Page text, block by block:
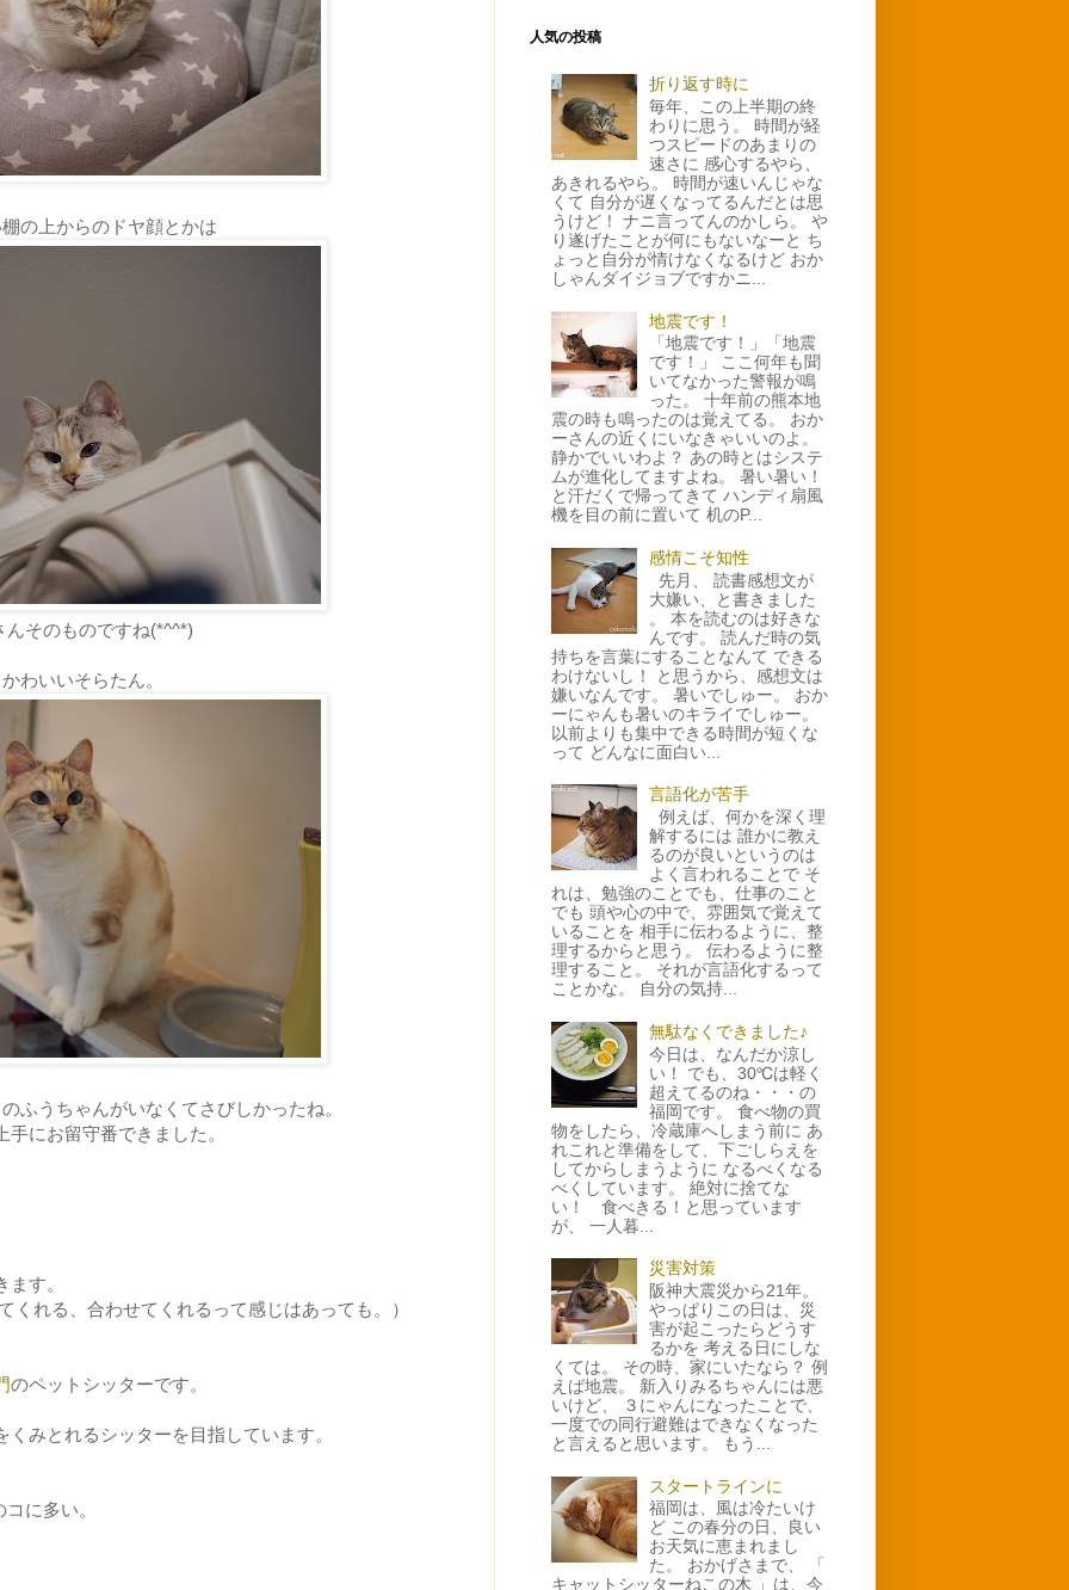
の上からのドヤ顔とかは
んそのものですね(*^^*)
かわいいそらたん。
ふうちゃんがいなくてさびしかったね。
手にお留守番できました。
す。
くれる、合わせてくれるって感じはあっても。）
のペットシッターです。
みとれるシッターを目指しています。
に多い。
人気の投稿
折り返す時に
毎年、この上半期の終
わりに思う。 時間が経
つスピードのあまりの
速さに 感心するやら、
あきれるやら。 時間が速いんじゃな
くて 自分が遅くなってるんだとは思
うけど！ ナニ言ってんのかしら。 や
り遂げたことが何にもないなーと ち
ょっと自分が情けなくなるけど おか
しゃんダイジョブですかニ...
地震です！
「地震です！」「地震
です！」 ここ何年も聞
いてなかった警報が鳴
った。 十年前の熊本地
震の時も鳴ったのは覚えてる。 おか
ーさんの近くにいなきゃいいのよ。
静かでいいわよ？ あの時とはシステ
ムが進化してますよね。 暑い暑い！
と汗だくで帰ってきて ハンディ扇風
機を目の前に置いて 机のP...
感情こそ知性
先月、 読書感想文が
大嫌い、と書きました
。 本を読むのは好きな
んです。 読んだ時の気
持ちを言葉にすることなんて できる
わけないし！ と思うから、感想文は
嫌いなんです。 暑いでしゅー。 おか
ーにゃんも暑いのキライでしゅー。
以前よりも集中できる時間が短くな
って どんなに面白い...
言語化が苦手
例えば、何かを深く理
解するには 誰かに教え
るのが良いというのは
よく言われることで そ
れは、勉強のことでも、仕事のこと
でも 頭や心の中で、雰囲気で覚えて
いることを 相手に伝わるように、整
理するからと思う。 伝わるように整
理すること。 それが言語化するって
ことかな。 自分の気持...
無駄なくできました♪
今日は、なんだか涼し
い！ でも、30℃は軽く
超えてるのね・・・の
福岡です。 食べ物の買
物をしたら、冷蔵庫へしまう前に あ
れこれと準備をして、下ごしらえを
してからしまうように なるべくなる
べくしています。 絶対に捨てな
い！ 食べきる！と思っています
が、 一人暮...
災害対策
阪神大震災から21年。
やっぱりこの日は、災
害が起こったらどうす
るかを 考える日にしな
くては。 その時、家にいたなら？ 例
えば地震。 新入りみるちゃんには悪
いけど、 ３にゃんになったことで、
一度での同行避難はできなくなった
と言えると思います。 もう...
スタートラインに
福岡は、風は冷たいけ
ど この春分の日、良い
お天気に恵まれまし
た。 おかげさまで、 「
キャットシッターねこの木 」は、今